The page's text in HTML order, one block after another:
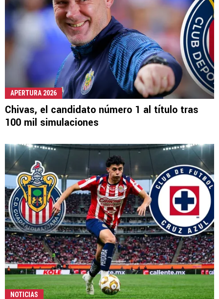
APERTURA 2026
Chivas, el candidato número 1 al título tras
100 mil simulaciones
NOTICIAS